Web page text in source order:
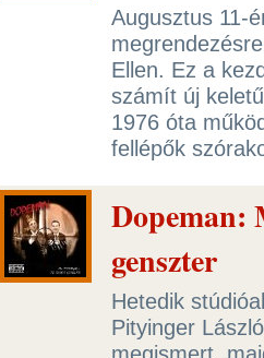
Augusztus 11-
Ellen. Ez a
számít új
1976 óta
fellépők
Dopeman:
genszter
Hetedik
Pityinger